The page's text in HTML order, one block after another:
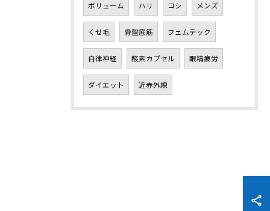
ボリューム ハリ コシ メンズ
くせ毛 骨盤底筋 フェムテック
自律神経 酸素カプセル 眼精疲労
ダイエット 近赤外線